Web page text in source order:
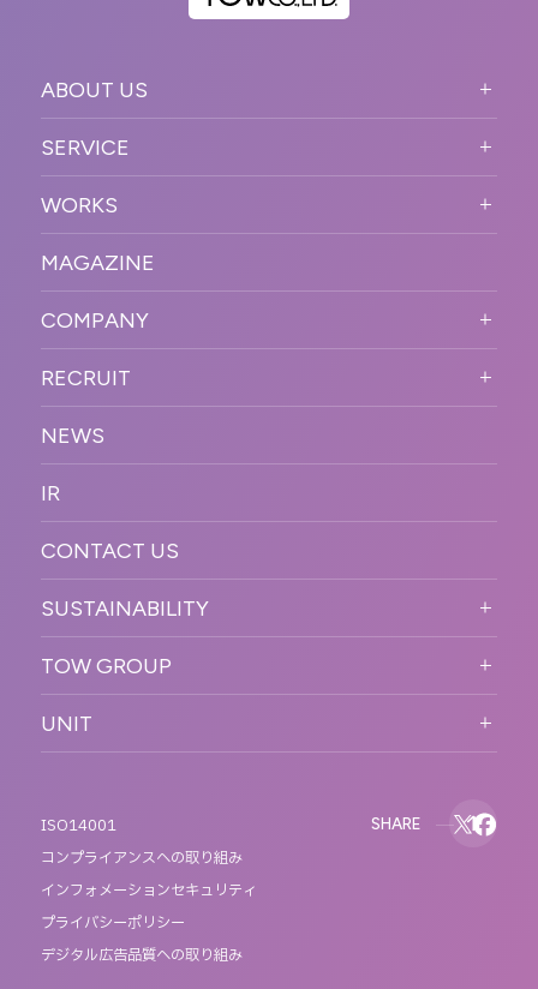
ABOUT US
PURPOSE
VISION
OUR DNA
SERVICE
STRONG POINT
BUSINESS DOMAIN
SOLUTION
WORKFLOW
WORKS
オンラインイベント
SNSプロモーション
プラットフォーム販
促
デジタル制作・映像
制作
PR
カンファレンス・展示会・アワ
ESPORTS・ゲームプロモーシ
MAGAZINE
COMPANY
COMPANY INFORMATION
MESSAGE
OFFICER
ACCESS
ORGANIZATION CHART
HISTORY
RECRUIT
新卒採用
キャリア採用
NEWS
IR
CONTACT US
SUSTAINABILITY
サステナビリティ
TOW GROUP
MOTTO
BLUES MOBILE
UNIT
ISO14001
コンプライアンスへの取り組み
インフォメーションセキュリティ
プライバシーポリシー
デジタル広告品質への取り組み
SHARE